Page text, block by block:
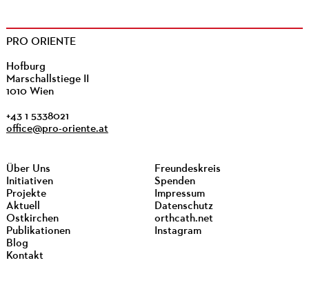
PRO ORIENTE
Hofburg
Marschallstiege II
1010 Wien
+43 1 5338021
office@pro-oriente.at
Über Uns
Initiativen
Projekte
Aktuell
Ostkirchen
Publikationen
Blog
Kontakt
Freundeskreis
Spenden
Impressum
Datenschutz
orthcath.net
Instagram